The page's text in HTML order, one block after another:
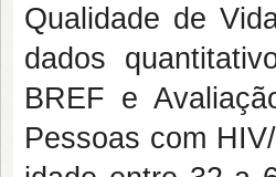
Qualidade de
dados
BREF e
Pessoas com